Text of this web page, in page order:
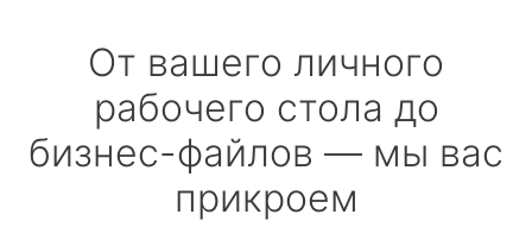
От вашего личного
рабочего стола до
бизнес-файлов — мы вас
прикроем